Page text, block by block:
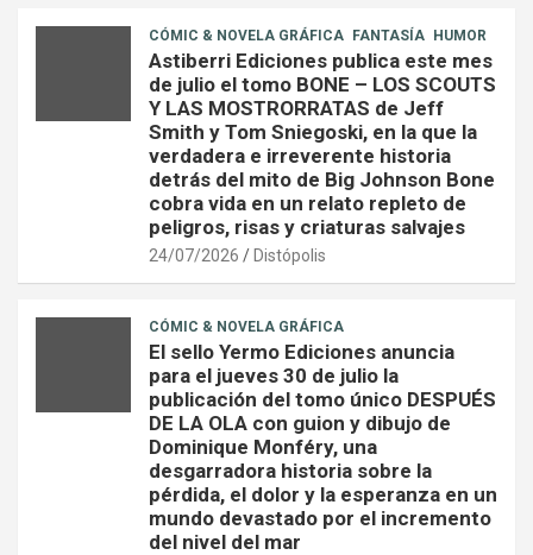
CÓMIC & NOVELA GRÁFICA FANTASÍA HUMOR
Astiberri Ediciones publica este mes
de julio el tomo BONE – LOS SCOUTS
Y LAS MOSTRORRATAS de Jeff
Smith y Tom Sniegoski, en la que la
verdadera e irreverente historia
detrás del mito de Big Johnson Bone
cobra vida en un relato repleto de
peligros, risas y criaturas salvajes
24/07/2026 Distópolis
CÓMIC & NOVELA GRÁFICA
El sello Yermo Ediciones anuncia
para el jueves 30 de julio la
publicación del tomo único DESPUÉS
DE LA OLA con guion y dibujo de
Dominique Monféry, una
desgarradora historia sobre la
pérdida, el dolor y la esperanza en un
mundo devastado por el incremento
del nivel del mar